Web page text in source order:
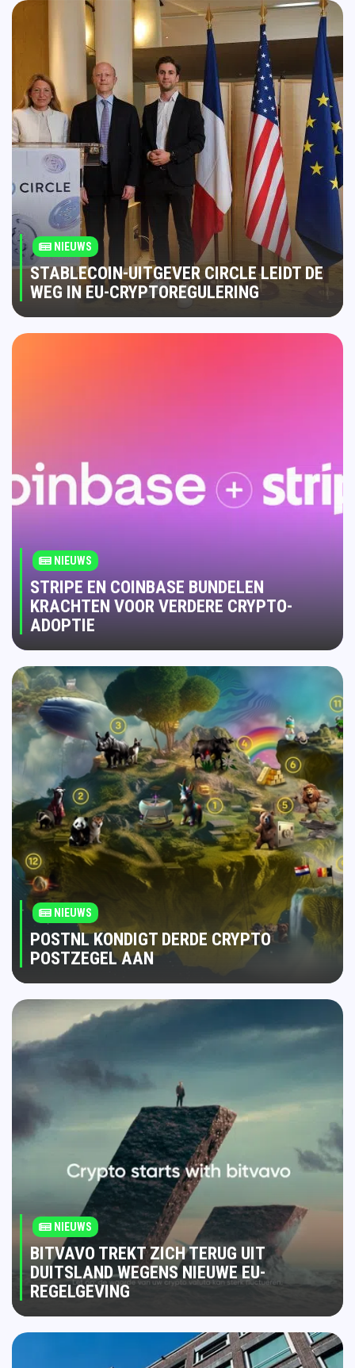
NIEUWS
STABLECOIN-UITGEVER CIRCLE LEIDT DE
WEG IN EU-CRYPTOREGULERING
NIEUWS
STRIPE EN COINBASE BUNDELEN
KRACHTEN VOOR VERDERE CRYPTO-
ADOPTIE
NIEUWS
POSTNL KONDIGT DERDE CRYPTO
POSTZEGEL AAN
NIEUWS
BITVAVO TREKT ZICH TERUG UIT
DUITSLAND WEGENS NIEUWE EU-
REGELGEVING